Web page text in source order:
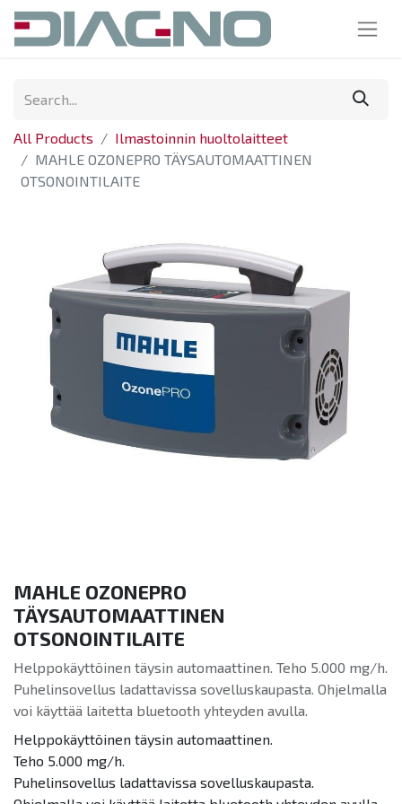
All Products
Ilmastoinnin huoltolaitteet
MAHLE OZONEPRO TÄYSAUTOMAATTINEN
OTSONOINTILAITE
MAHLE OZONEPRO
TÄYSAUTOMAATTINEN
OTSONOINTILAITE
Helppokäyttöinen täysin automaattinen. Teho 5.000 mg/h.
Puhelinsovellus ladattavissa sovelluskaupasta. Ohjelmalla
voi käyttää laitetta bluetooth yhteyden avulla.
Helppokäyttöinen täysin automaattinen.
Teho 5.000 mg/h.
Puhelinsovellus ladattavissa sovelluskaupasta.